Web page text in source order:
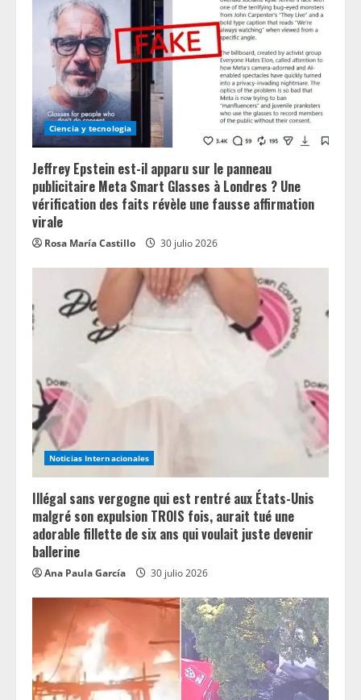
Ciencia y tecnologia
Jeffrey Epstein est-il apparu sur le panneau
publicitaire Meta Smart Glasses à Londres ? Une
vérification des faits révèle une fausse affirmation
virale
Rosa María Castillo 30 julio 2026
Noticias Internacionales
Illégal sans vergogne qui est rentré aux États-Unis
malgré son expulsion TROIS fois, aurait tué une
adorable fillette de six ans qui voulait juste devenir
ballerine
Ana Paula García 30 julio 2026